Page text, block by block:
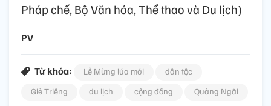
Pháp chế, Bộ Văn hóa, Thể thao và Du lịch)
PV
Từ khóa: Lễ Mừng lúa mới
dân tộc
Giẻ Triêng
du lịch cộng đồng Quảng Ngãi